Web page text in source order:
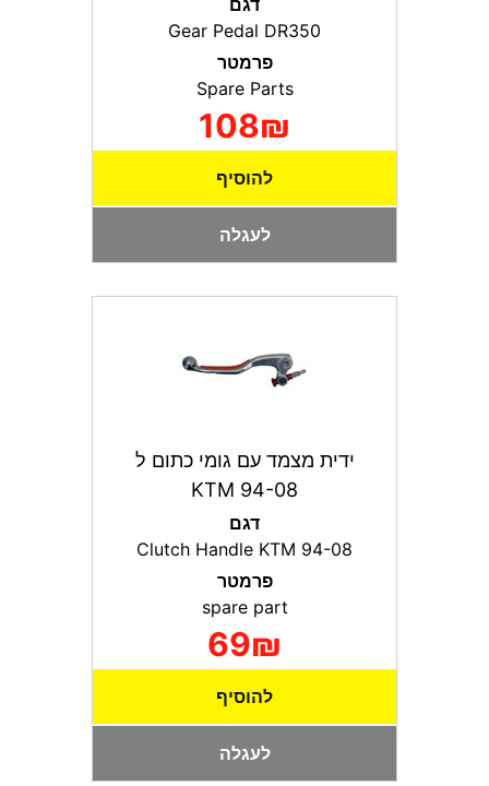
דגם
Gear Pedal DR350
פרמטר
Spare Parts
108₪
להוסיף
לעגלה
ידית מצמד עם גומי כתום ל
KTM 94-08
דגם
Clutch Handle KTM 94-08
פרמטר
69₪
להוסיף
לעגלה